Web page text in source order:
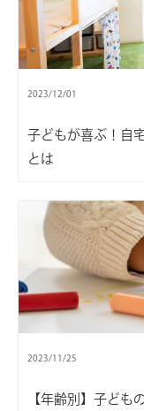
2023/12/01
子どもが喜ぶ！自
とは
2023/11/25
【年齢別】子ど